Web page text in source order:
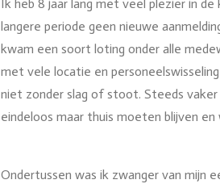
Ik heb 8 jaar lang met veel plezier in
langere periode geen nieuwe
kwam een soort loting onder alle
met vele locatie en
niet zonder slag of stoot. Steeds
eindeloos maar thuis moeten blijven
Ondertussen was ik zwanger van mijn